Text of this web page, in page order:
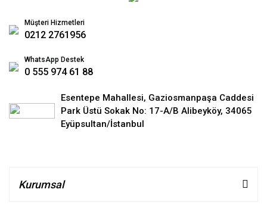
Müşteri Hizmetleri
0212 2761956
WhatsApp Destek
0 555 974 61 88
Esentepe Mahallesi, Gaziosmanpaşa Caddesi
Park Üstü Sokak No: 17-A/B Alibeyköy, 34065
Eyüpsultan/İstanbul
Kurumsal